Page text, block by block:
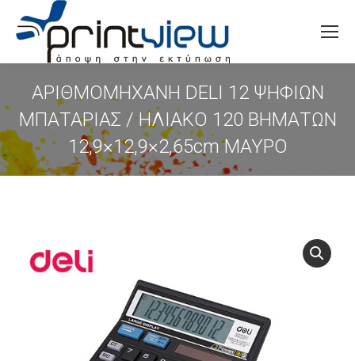
Search:
ΑΡΙΘΜΟΜΗΧΑΝΗ DELI 12 ΨΗΦΙΩΝ
ΜΠΑΤΑΡΙΑΣ / ΗΛΙΑΚΟ 120 ΒΗΜΑΤΩΝ
12,9×12,9×2,65cm ΜΑΥΡΟ
You are here: